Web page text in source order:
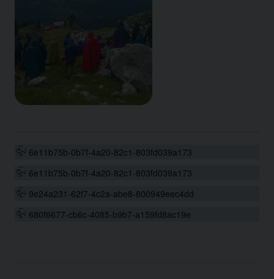
6e11b75b-0b7f-4a20-82c1-803fd039a173
6e11b75b-0b7f-4a20-82c1-803fd039a173
9e24a231-62f7-4c2a-abe8-800949eec4dd
680f6677-cb6c-4085-b9b7-a159fd8ac19e